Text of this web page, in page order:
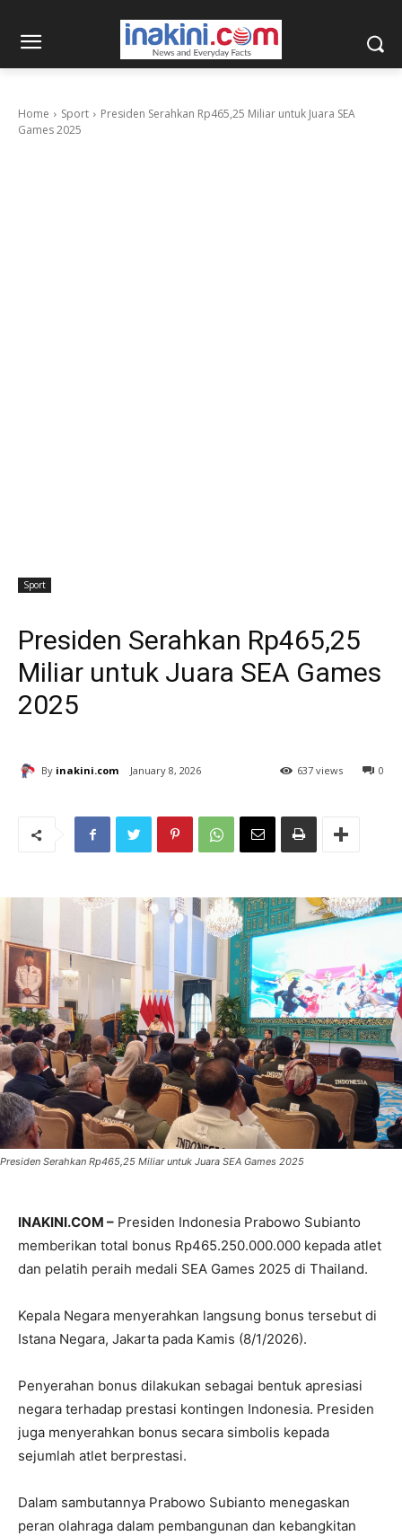
Home Sport
Presiden Serahkan Rp465,25 Miliar untuk Juara SEA
Games 2025
Sport
Presiden Serahkan Rp465,25
Miliar untuk Juara SEA Games
2025
By inakini.com January 8, 2026 0
637 views
Presiden Serahkan Rp465,25 Miliar untuk Juara SEA Games 2025
INAKINI.COM – Presiden Indonesia Prabowo Subianto
memberikan total bonus Rp465.250.000.000 kepada atlet
dan pelatih peraih medali SEA Games 2025 di Thailand.
Kepala Negara menyerahkan langsung bonus tersebut di
Istana Negara, Jakarta pada Kamis (8/1/2026).
Penyerahan bonus dilakukan sebagai bentuk apresiasi
negara terhadap prestasi kontingen Indonesia. Presiden
juga menyerahkan bonus secara simbolis kepada
sejumlah atlet berprestasi.
Dalam sambutannya Prabowo Subianto menegaskan
peran olahraga dalam pembangunan dan kebangkitan